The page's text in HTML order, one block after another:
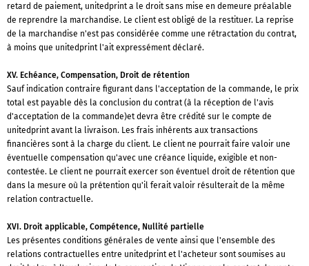
retard de paiement, unitedprint a le droit sans mise en demeure préalable
de reprendre la marchandise. Le client est obligé de la restituer. La reprise
de la marchandise n'est pas considérée comme une rétractation du contrat,
à moins que unitedprint l'ait expressément déclaré.
XV. Echéance, Compensation, Droit de rétention
Sauf indication contraire figurant dans l'acceptation de la commande, le prix
total est payable dès la conclusion du contrat (à la réception de l'avis
d'acceptation de la commande)et devra être crédité sur le compte de
unitedprint avant la livraison. Les frais inhérents aux transactions
financières sont à la charge du client. Le client ne pourrait faire valoir une
éventuelle compensation qu'avec une créance liquide, exigible et non-
contestée. Le client ne pourrait exercer son éventuel droit de rétention que
dans la mesure où la prétention qu'il ferait valoir résulterait de la même
relation contractuelle.
XVI. Droit applicable, Compétence, Nullité partielle
Les présentes conditions générales de vente ainsi que l'ensemble des
relations contractuelles entre unitedprint et l'acheteur sont soumises au